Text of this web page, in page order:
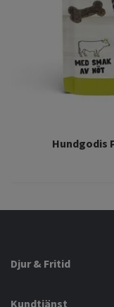
Hundgodis
Djur & Fritid
Kundtjänst